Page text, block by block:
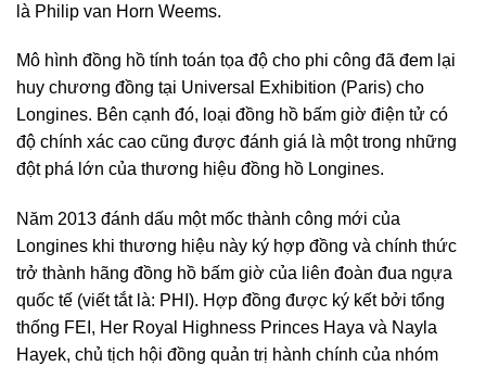
là Philip van Horn Weems.
Mô hình đồng hồ tính toán tọa độ cho phi công đã đem lại
huy chương đồng tại Universal Exhibition (Paris) cho
Longines. Bên cạnh đó, loại đồng hồ bấm giờ điện tử có
độ chính xác cao cũng được đánh giá là một trong những
đột phá lớn của thương hiệu đồng hồ Longines.
Năm 2013 đánh dấu một mốc thành công mới của
Longines khi thương hiệu này ký hợp đồng và chính thức
trở thành hãng đồng hồ bấm giờ của liên đoàn đua ngựa
quốc tế (viết tắt là: PHI). Hợp đồng được ký kết bởi tổng
thống FEI, Her Royal Highness Princes Haya và Nayla
Hayek, chủ tịch hội đồng quản trị hành chính của nhóm